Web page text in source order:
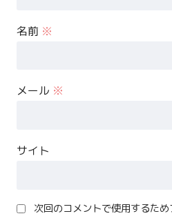
名前 ※
メール ※
サイト
次回のコメントで使用するため